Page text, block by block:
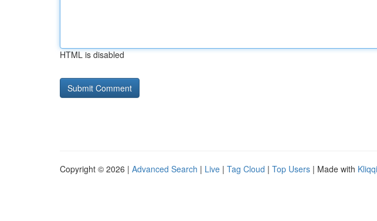
HTML is disabled
Copyright © 2026 | Advanced Search | Live | Tag Cloud | Top Users | Made with